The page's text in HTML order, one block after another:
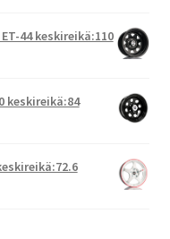
44 keskireikä:110
keskireikä:84